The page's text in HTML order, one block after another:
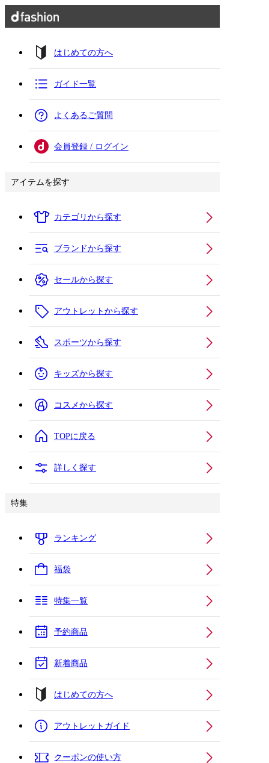
はじめての方へ
ガイド一覧
よくあるご質問
会員登録 / ログイン
アイテムを探す
カテゴリから探す
ブランドから探す
セールから探す
アウトレットから探す
スポーツから探す
キッズから探す
コスメから探す
TOPに戻る
詳しく探す
特集
ランキング
福袋
特集一覧
予約商品
新着商品
はじめての方へ
アウトレットガイド
クーポンの使い方